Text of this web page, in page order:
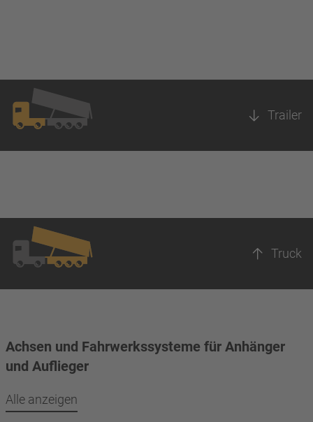
Trailer
Truck
Achsen und Fahrwerkssysteme für Anhänger
und Auflieger
Alle anzeigen